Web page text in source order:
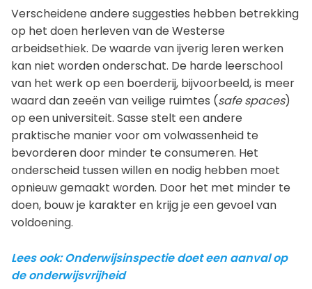
Verscheidene andere suggesties hebben betrekking
op het doen herleven van de Westerse
arbeidsethiek. De waarde van ijverig leren werken
kan niet worden onderschat. De harde leerschool
van het werk op een boerderij, bijvoorbeeld, is meer
waard dan zeeën van veilige ruimtes (safe spaces)
op een universiteit. Sasse stelt een andere
praktische manier voor om volwassenheid te
bevorderen door minder te consumeren. Het
onderscheid tussen willen en nodig hebben moet
opnieuw gemaakt worden. Door het met minder te
doen, bouw je karakter en krijg je een gevoel van
voldoening.
Lees ook: Onderwijsinspectie doet een aanval op
de onderwijsvrijheid